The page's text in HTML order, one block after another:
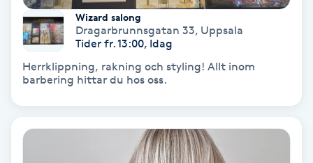
Radiofrekvens
Reflexologi
Wizard salong
Dragarbrunnsgatan 33, Uppsala
Tider fr. 13:00, Idag
Herrklippning, rakning och styling! Allt inom
barbering hittar du hos oss.